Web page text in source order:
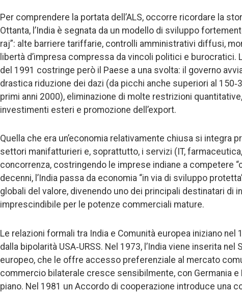
Per comprendere la portata dell’ALS, occorre ricordare la
Ottanta, l’India è segnata da un modello di sviluppo
raj”: alte barriere tariffarie, controlli amministrativi diffusi,
libertà d’impresa compressa da vincoli politici e burocratici.
del 1991 costringe però il Paese a una svolta: il governo
drastica riduzione dei dazi (da picchi anche superiori al
primi anni 2000), eliminazione di molte restrizioni
investimenti esteri e promozione dell’export.
Quella che era un’economia relativamente chiusa si integra
settori manifatturieri e, soprattutto, i servizi (IT,
concorrenza, costringendo le imprese indiane a competere
decenni, l’India passa da economia “in via di sviluppo
globali del valore, divenendo uno dei principali destinatari di
imprescindibile per le potenze commerciali mature.
Le relazioni formali tra India e Comunità europea iniziano nel
dalla bipolarità USA‑URSS. Nel 1973, l’India viene inserita
europeo, che le offre accesso preferenziale al mercato
commercio bilaterale cresce sensibilmente, con Germania e
piano. Nel 1981 un Accordo di cooperazione introduce una